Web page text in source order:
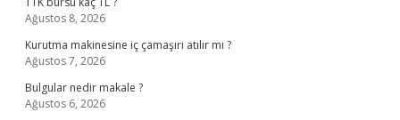
Ağustos 8, 2026
Kurutma makinesine iç çamaşırı atılır mı ?
Ağustos 7, 2026
Bulgular nedir makale ?
Ağustos 6, 2026